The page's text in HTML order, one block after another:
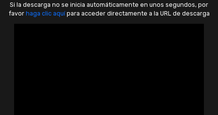
Si la descarga no se inicia automáticamente en unos segundos, por
favor haga clic aquípara acceder directamente a la URL de descarga